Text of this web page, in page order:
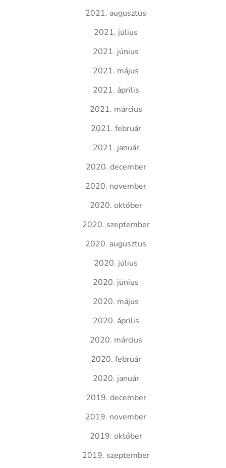
2021. augusztus
2021. július
2021. június
2021. május
2021. április
2021. március
2021. február
2021. január
2020. december
2020. november
2020. október
2020. szeptember
2020. augusztus
2020. július
2020. június
2020. május
2020. április
2020. március
2020. február
2020. január
2019. december
2019. november
2019. október
2019. szeptember